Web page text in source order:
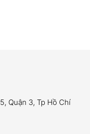
Quận 3, Tp Hồ Chí